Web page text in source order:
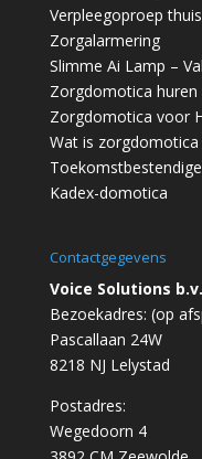
Verpleegoproep
Zorgalarmering
Slimme Ai Lamp –
Zorgdomotica huren
Zorgdomotica voor
Wat is zorgdomotica
Kadex-domotica
Contactgegevens
Voice Solutions b.v.
Bezoekadres: (op
Pascallaan 24W
8218 NJ Lelystad
Postadres:
Wegedoorn 4